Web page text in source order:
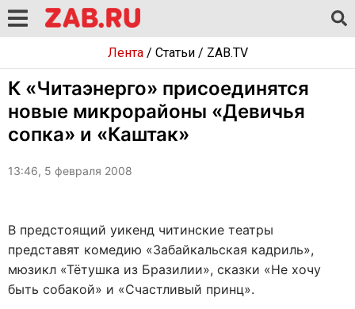
Лента/ Статьи/ ZAB.TV
К «Читаэнерго» присоединятся
новые микрорайоны «Девичья
сопка» и «Каштак»
13:46, 5 февраля 2008
В предстоящий уикенд читинские театры
представят комедию «Забайкальская кадриль»,
мюзикл «Тётушка из Бразилии», сказки «Не хочу
быть собакой» и «Счастливый принц».